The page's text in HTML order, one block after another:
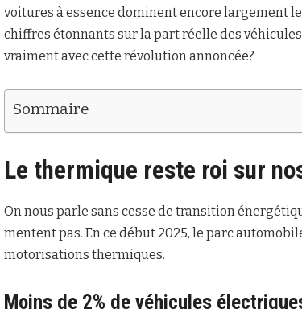
voitures à essence dominent encore largement le
chiffres étonnants sur la part réelle des
vraiment avec cette révolution annoncée?
Sommaire
Le thermique reste roi sur
On nous parle sans cesse de transition
mentent pas. En ce début 2025, le parc
motorisations thermiques.
Moins de 2% de véhicules